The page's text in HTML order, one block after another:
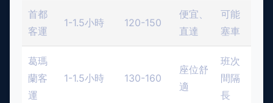
首都
客運
1-1.5小時 120-150
便宜、
直達
可能
塞車
葛瑪
蘭客
運
1-1.5小時 130-160
座位舒
適
班次
間隔
長